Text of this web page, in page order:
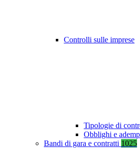
Controlli sulle imprese
Tipologie di
Obblighi e
Bandi di gara e contratti 1025